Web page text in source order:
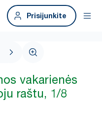
Prisijunkite
vakarienės
raštu, 1/8